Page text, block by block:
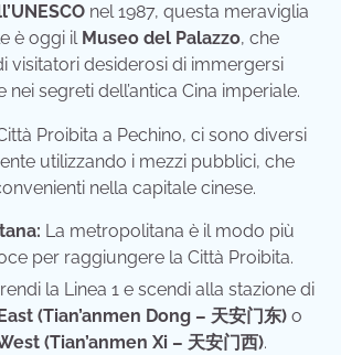
nel 1987, questa meraviglia
è oggi il Museo del Palazzo, che
visitatori desiderosi di immergersi
nei segreti dell’antica Cina imperiale.
Proibita a Pechino, ci sono diversi
utilizzando i mezzi pubblici, che
nella capitale cinese.
La metropolitana è il modo più
per raggiungere la Città Proibita.
la Linea 1 e scendi alla stazione di
(Tian’anmen Dong – 天安门东) o
(Tian’anmen Xi – 天安门西).